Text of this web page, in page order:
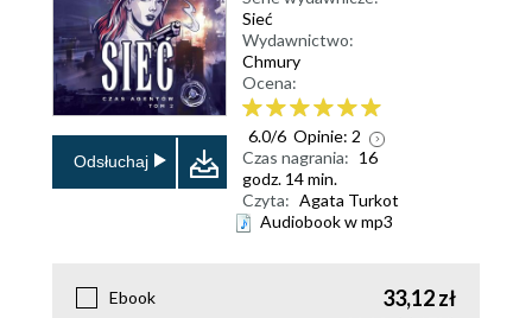
Odsłuchaj
Sieć
Wydawnictwo:
Chmury
Ocena:
6.0/6 Opinie: 2
Czas nagrania: 16
godz. 14 min.
Czyta: Agata Turkot
Audiobook w mp3
Ebook 33,12 zł